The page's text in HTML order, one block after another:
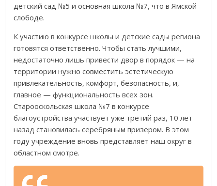
детский сад №5 и основная школа №7, что в Ямской
слободе.
К участию в конкурсе школы и детские сады региона
готовятся ответственно. Чтобы стать лучшими,
недостаточно лишь привести двор в порядок — на
территории нужно совместить эстетическую
привлекательность, комфорт, безопасность, и,
главное — функциональность всех зон.
Старооскольская школа №7 в конкурсе
благоустройства участвует уже третий раз, 10 лет
назад становилась серебряным призером. В этом
году учреждение вновь представляет наш округ в
областном смотре.